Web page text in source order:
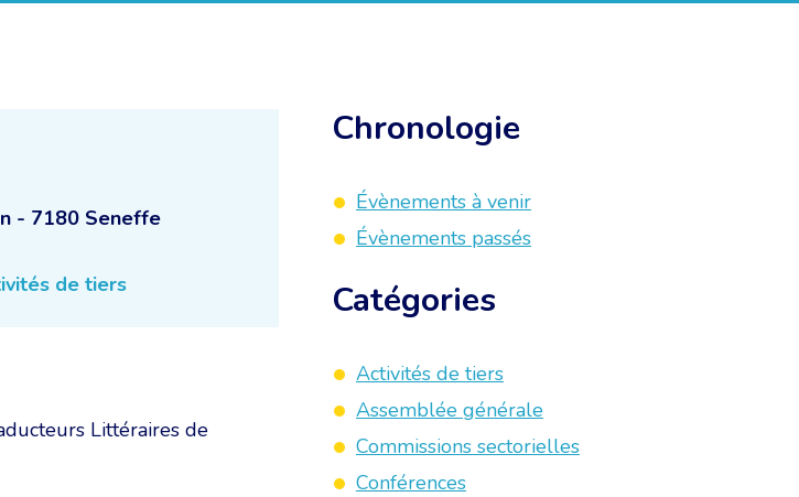
- 7180 Seneffe
de tiers
Littéraires de
Chronologie
Évènements à venir
Évènements passés
Catégories
Activités de tiers
Assemblée générale
Commissions sectorielles
Conférences